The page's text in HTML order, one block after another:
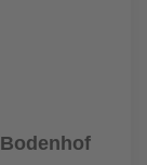
Bodenhof